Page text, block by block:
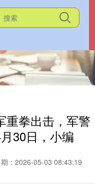
重拳出击，军警
30日，小编
期：2026-05-03 08:43:19